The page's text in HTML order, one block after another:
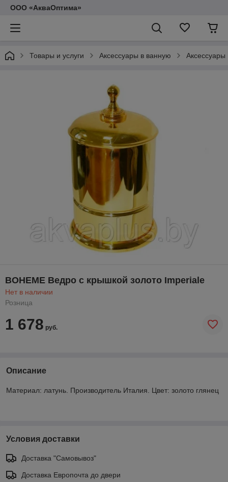
ООО «АкваОптима»
Товары и услуги Аксессуары в ванную
BOHEME Ведро с крышкой золото Imperiale
Нет в наличии
Розница
1 678 руб.
Описание
Материал: латунь. Производитель Италия. Цвет: золото глянец
Условия доставки
Доставка "Самовывоз"
Доставка Европочта до двери